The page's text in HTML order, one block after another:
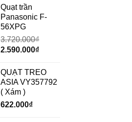
là:
3.970.000₫.là:
Quạt trần
Panasonic F-
56XPG
3.720.000₫
Giá
là:
3.720.000₫.
2.590.000₫Giá
tại
là:
QUẠT TREO
ASIA VY357792
( Xám )
622.000₫